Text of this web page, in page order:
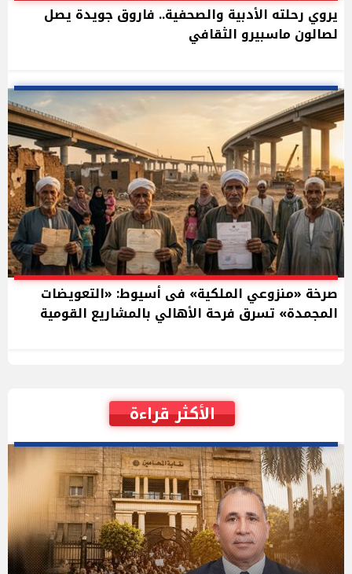
يروي رحلته الأدبية والصحفية.. فاروق جويدة يصل
لصالون ماسبيرو الثقافي
صرخة «منزوعي الملكية» فى أسيوط: «التعويضات
المجمدة» تسرق فرحة الأهالي بالمشاريع القومية
الأكثر قراءة